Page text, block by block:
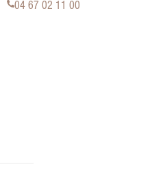
04 67 02 11 00